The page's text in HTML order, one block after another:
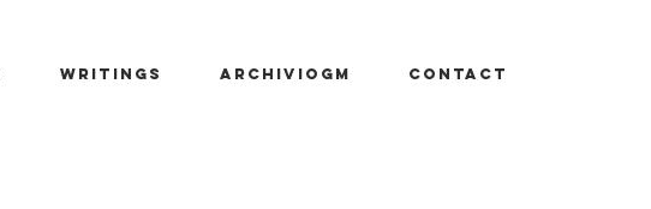
WRITINGS ARCHIVIOGM CONTACT